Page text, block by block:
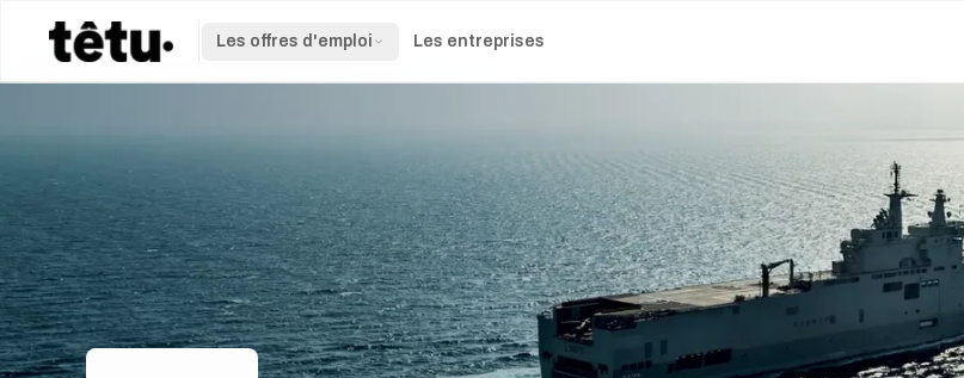
Les offres d'emploi Les entreprises